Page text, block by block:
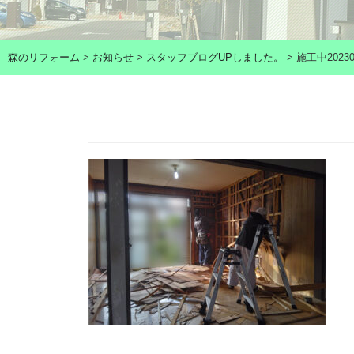
森のリフォーム > お知らせ > スタッフブログUPしました。 > 施工中